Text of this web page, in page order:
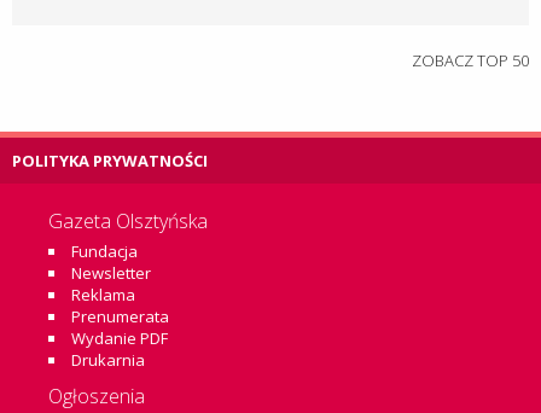
ZOBACZ TOP 50
POLITYKA PRYWATNOŚCI
Gazeta Olsztyńska
Fundacja
Newsletter
Reklama
Prenumerata
Wydanie PDF
Drukarnia
Ogłoszenia